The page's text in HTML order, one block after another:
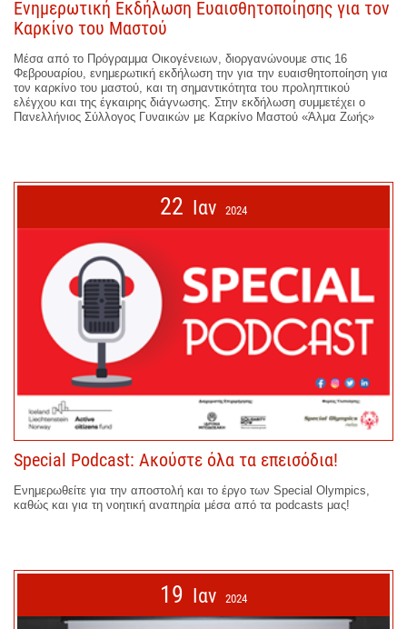
Ενημερωτική Εκδήλωση Ευαισθητοποίησης για τον
Καρκίνο του Μαστού
Μέσα από το Πρόγραμμα Οικογένειων, διοργανώνουμε στις 16
Φεβρουαρίου, ενημερωτική εκδήλωση την για την ευαισθητοποίηση για
τον καρκίνο του μαστού, και τη σημαντικότητα του προληπτικού
ελέγχου και της έγκαιρης διάγνωσης. Στην εκδήλωση συμμετέχει ο
Πανελλήνιος Σύλλογος Γυναικών με Καρκίνο Μαστού «Άλμα Ζωής»
22 Ιαν 2024
Special Podcast: Ακούστε όλα τα επεισόδια!
Ενημερωθείτε για την αποστολή και το έργο των Special Olympics,
καθώς και για τη νοητική αναπηρία μέσα από τα podcasts μας!
19 Ιαν 2024